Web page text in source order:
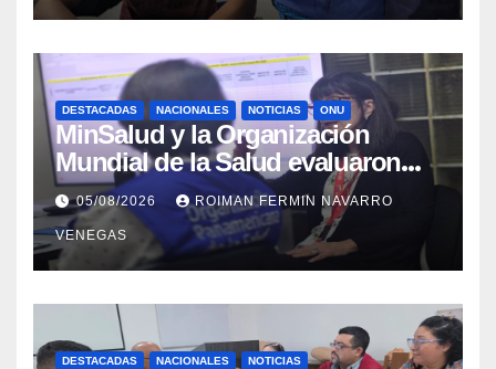
DESTACADAS NACIONALES NOTICIAS ONU
MinSalud y la Organización
Mundial de la Salud evaluaron
propuesta técnica integral en
materia de agua saneamiento e
higiene ante contingencia
sísmica
05/08/2026 ROIMAN FERMIN NAVARRO
VENEGAS
DESTACADAS NACIONALES NOTICIAS